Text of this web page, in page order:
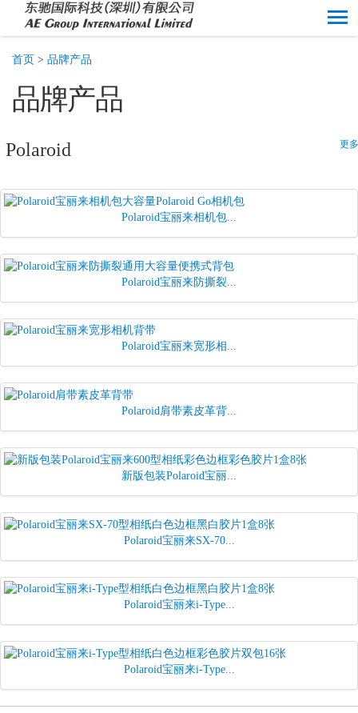
首页 > 品牌产品
品牌产品
Polaroid 更
Polaroid宝丽来相机包...
Polaroid宝丽来防撕裂...
Polaroid宝丽来宽形相...
Polaroid肩带素皮革背...
新版包装Polaroid宝丽...
Polaroid宝丽来SX-70...
Polaroid宝丽来i-Type...
Polaroid宝丽来i-Type...